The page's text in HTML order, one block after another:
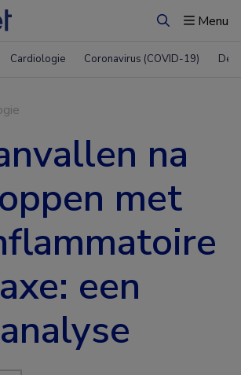
ZoekenMenu
Cardiologie Coronavirus (COVID-19)
na
met
een